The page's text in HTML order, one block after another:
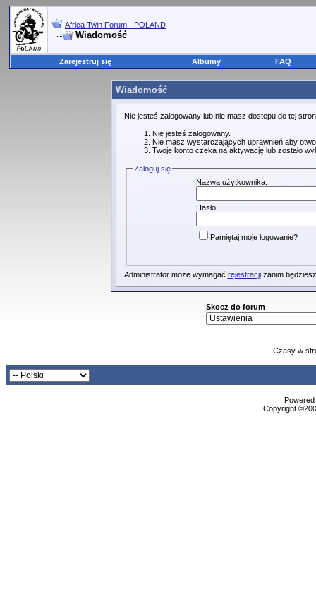
Africa Twin Forum - POLAND
Wiadomość
Zarejestruj się Albumy FAQ
Wiadomość
Nie jesteś zalogowany lub nie masz dostepu do tej
Nie jesteś zalogowany.
Nie masz wystarczających uprawnień aby
Twoje konto czeka na aktywację lub zostało
Zaloguj się
Nazwa użytkownika:
Hasło:
Pamiętaj moje logowanie?
Administrator może wymagać rejestracjizanim
Skocz do forum
Czasy w
Copyright